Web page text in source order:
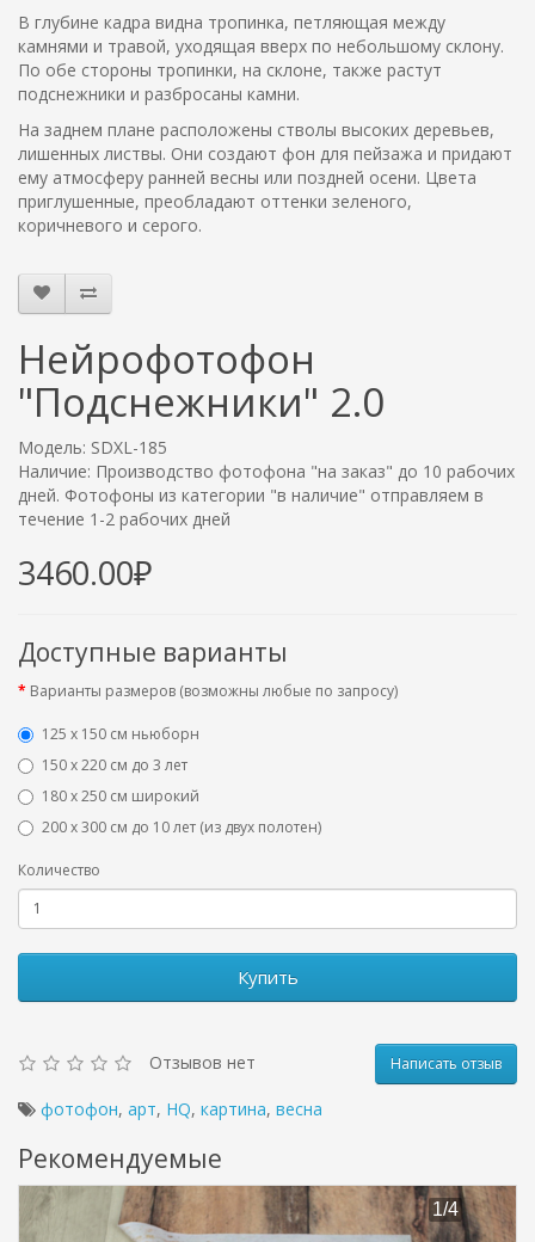
В глубине кадра видна тропинка, петляющая между
камнями и травой, уходящая вверх по небольшому склону.
По обе стороны тропинки, на склоне, также растут
подснежники и разбросаны камни.
На заднем плане расположены стволы высоких деревьев,
лишенных листвы. Они создают фон для пейзажа и придают
ему атмосферу ранней весны или поздней осени. Цвета
приглушенные, преобладают оттенки зеленого,
коричневого и серого.
Нейрофотофон
"Подснежники" 2.0
Модель: SDXL-185
Наличие: Производство фотофона "на заказ" до 10 рабочих
дней. Фотофоны из категории "в наличие" отправляем в
течение 1-2 рабочих дней
3460.00₽
Доступные варианты
Варианты размеров (возможны любые по запросу)
125 x 150 см ньюборн
150 х 220 см до 3 лет
180 х 250 см широкий
200 х 300 см до 10 лет (из двух полотен)
Количество
Купить
Отзывов нет Написать отзыв
фотофон, арт, HQ, картина, весна
Рекомендуемые